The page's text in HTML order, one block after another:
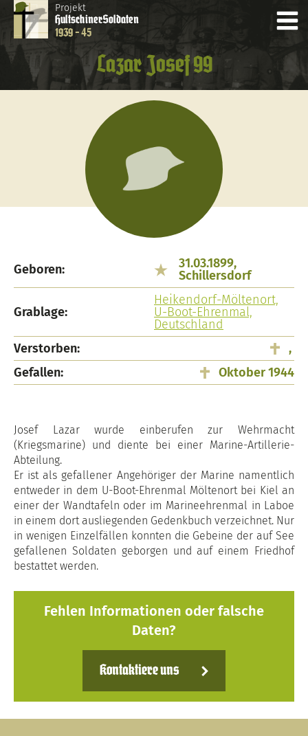
Projekt
HultschinerSoldaten
1939 - 45
Lazar Josef 99
Geboren:
31.03.1899,
Schillersdorf
Grablage:
Heikendorf-Möltenort,
U-Boot-Ehrenmal,
Deutschland
Verstorben:
,
Gefallen:
Oktober 1944
Josef Lazar wurde einberufen zur Wehrmacht
(Kriegsmarine) und diente bei einer Marine-Artillerie-
Abteilung.
Er ist als gefallener Angehöriger der Marine namentlich
entweder in dem U-Boot-Ehrenmal Möltenort bei Kiel an
einer der Wandtafeln oder im Marineehrenmal in Laboe
in einem dort ausliegenden Gedenkbuch verzeichnet. Nur
in wenigen Einzelfällen konnten die Gebeine der auf See
gefallenen Soldaten geborgen und auf einem Friedhof
bestattet werden.
Fehlen Informationen oder falsche
Daten?
Kontaktiere uns